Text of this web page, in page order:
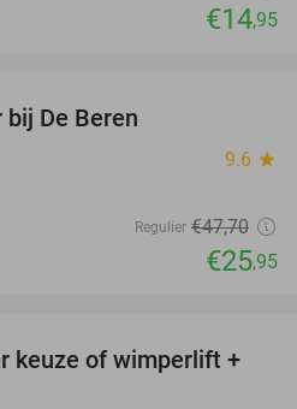
€14,95
De Beren
9.6 star
Regulier €47,70
€25,95
54%
keuze of wimperlift +